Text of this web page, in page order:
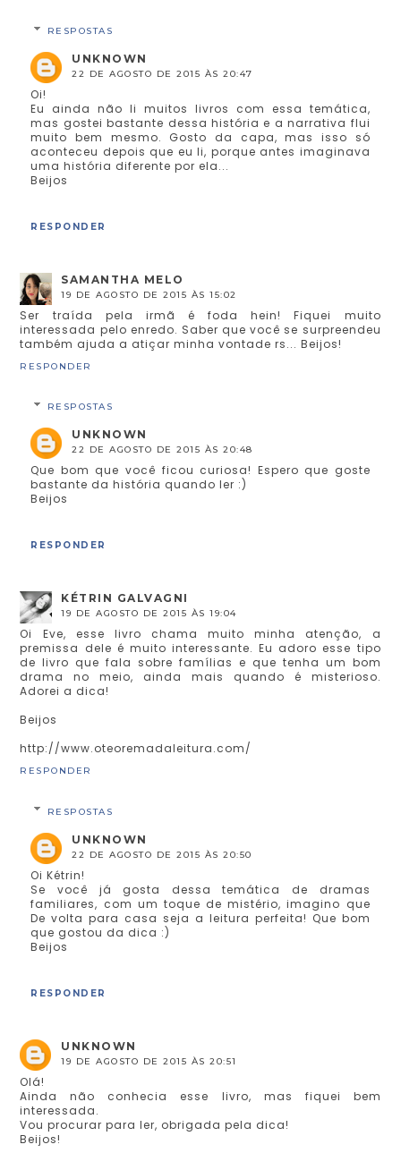
RESPOSTAS
UNKNOWN
22 DE AGOSTO DE 2015 ÀS 20:47
Oi!
Eu ainda não li muitos livros com essa temática,
mas gostei bastante dessa história e a narrativa flui
muito bem mesmo. Gosto da capa, mas isso só
aconteceu depois que eu li, porque antes imaginava
uma história diferente por ela...
Beijos
RESPONDER
SAMANTHA MELO
19 DE AGOSTO DE 2015 ÀS 15:02
Ser traída pela irmã é foda hein! Fiquei muito
interessada pelo enredo. Saber que você se surpreendeu
também ajuda a atiçar minha vontade rs... Beijos!
RESPONDER
RESPOSTAS
UNKNOWN
22 DE AGOSTO DE 2015 ÀS 20:48
Que bom que você ficou curiosa! Espero que goste
bastante da história quando ler :)
Beijos
RESPONDER
KÉTRIN GALVAGNI
19 DE AGOSTO DE 2015 ÀS 19:04
Oi Eve, esse livro chama muito minha atenção, a
premissa dele é muito interessante. Eu adoro esse tipo
de livro que fala sobre famílias e que tenha um bom
drama no meio, ainda mais quando é misterioso.
Adorei a dica!
Beijos
http://www.oteoremadaleitura.com/
RESPONDER
RESPOSTAS
UNKNOWN
22 DE AGOSTO DE 2015 ÀS 20:50
Oi Kétrin!
Se você já gosta dessa temática de dramas
familiares, com um toque de mistério, imagino que
De volta para casa seja a leitura perfeita! Que bom
que gostou da dica :)
Beijos
RESPONDER
UNKNOWN
19 DE AGOSTO DE 2015 ÀS 20:51
Olá!
Ainda não conhecia esse livro, mas fiquei bem
interessada.
Vou procurar para ler, obrigada pela dica!
Beijos!